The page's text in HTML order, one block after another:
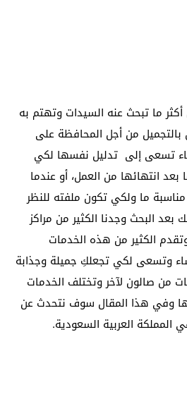
ما تبحث عنه السيدات وتهتم به
من أجل المحافظة على
تسعى إلى تدليل نفسها لكي
انتهائها من العمل، أو عندما
ما ولكي تكون ملفته للنظر
بعد البحث وجدنا الكثير من مراكز
الكثير من هذه الخدمات
وتسعى لكي تجعلكِ جميلة وجذابة
من صالون لآخر وتختلف الخدمات
وفي هذا المقال سوف نتحدث عن
العربية السعودية.